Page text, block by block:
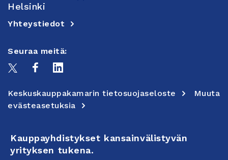
Helsinki
Yhteystiedot
Seuraa meitä:
Keskuskauppakamarin tietosuojaseloste
Muuta
evästeasetuksia
Kauppayhdistykset kansainvälistyvän
yrityksen tukena.